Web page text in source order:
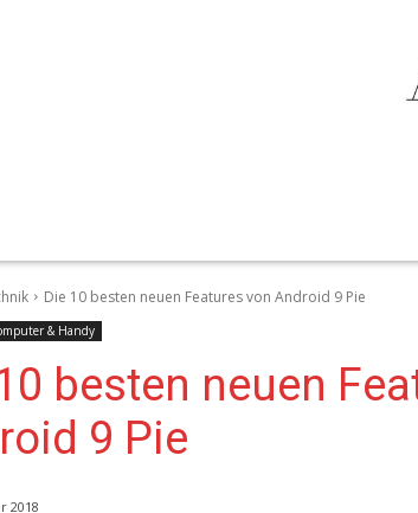
Die 10 besten neuen Features von Android 9 Pie
& Handy
besten neuen
9 Pie
2018